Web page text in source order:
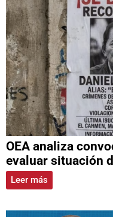
OEA analiza
evaluar situación
Leer más